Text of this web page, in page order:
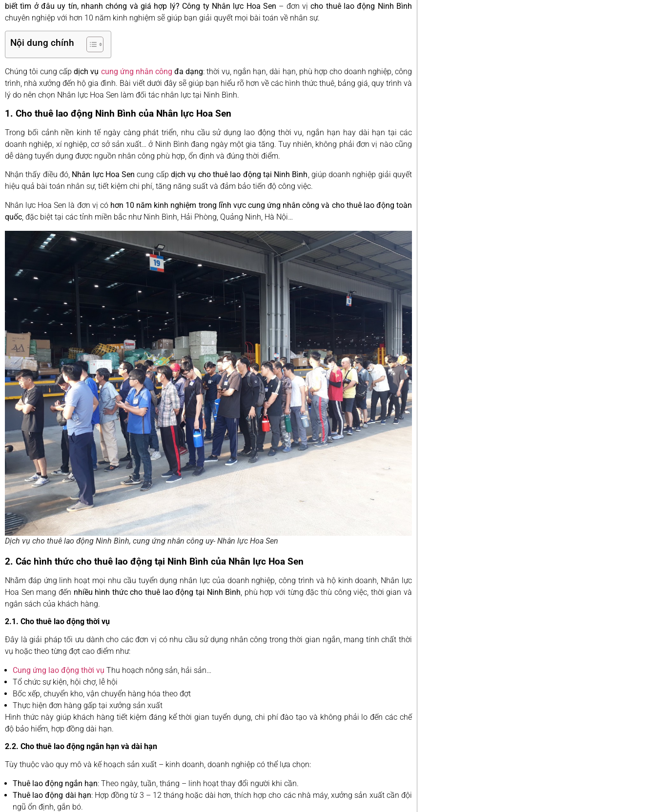
biết tìm ở đâu uy tín, nhanh chóng và giá hợp lý? Công ty Nhân lực Hoa Sen – đơn vịcho thuê lao động Ninh Bình
chuyên nghiệp với hơn 10 năm kinh nghiệm sẽ giúp bạn giải quyết mọi bài toán về nhân sự.
Nội dung chính
Chúng tôi cung cấpdịch vụ cung ứng nhân công đa dạng: thời vụ, ngắn hạn, dài hạn, phù hợp cho doanh nghiệp, công
trình, nhà xưởng đến hộ gia đình. Bài viết dưới đây sẽ giúp bạn hiểu rõ hơn về các hình thức thuê, bảng giá, quy trình và
lý do nên chọn Nhân lực Hoa Sen làm đối tác nhân lực tại Ninh Bình.
1. Cho thuê lao động Ninh Bình của Nhân lực Hoa Sen
Trong bối cảnh nền kinh tế ngày càng phát triển, nhu cầu sử dụng lao động thời vụ, ngắn hạn hay dài hạn tại các
doanh nghiệp, xí nghiệp, cơ sở sản xuất… ở Ninh Bình đang ngày một gia tăng. Tuy nhiên, không phải đơn vị nào cũng
dễ dàng tuyển dụng được nguồn nhân công phù hợp, ổn định và đúng thời điểm.
Nhận thấy điều đó, Nhân lực Hoa Sen cung cấpdịch vụ cho thuê lao động tại Ninh Bình, giúp doanh nghiệp giải quyết
hiệu quả bài toán nhân sự, tiết kiệm chi phí, tăng năng suất và đảm bảo tiến độ công việc.
Nhân lực Hoa Sen là đơn vị có hơn 10 năm kinh nghiệm trong lĩnh vực cung ứng nhân công và cho thuê lao động toàn
quốc , đặc biệt tại các tỉnh miền bắc như Ninh Bình, Hải Phòng, Quảng Ninh, Hà Nội…
Dịch vụ cho thuê lao động Ninh Bình, cung ứng nhân công uy- Nhân lực Hoa Sen
2. Các hình thức cho thuê lao động tại Ninh Bình của Nhân lực Hoa Sen
Nhằm đáp ứng linh hoạt mọi nhu cầu tuyển dụng nhân lực của doanh nghiệp, công trình và hộ kinh doanh, Nhân lực
Hoa Sen mang đến nhiều hình thức cho thuê lao động tại Ninh Bình, phù hợp với từng đặc thù công việc, thời gian và
ngân sách của khách hàng.
2.1. Cho thuê lao động thời vụ
Đây là giải pháp tối ưu dành cho các đơn vị có nhu cầu sử dụng nhân công trong thời gian ngắn, mang tính chất thời
vụ hoặc theo từng đợt cao điểm như:
Cung ứng lao động thời vụ Thu hoạch nông sản, hải sản…
Tổ chức sự kiện, hội chợ, lễ hội
Bốc xếp, chuyển kho, vận chuyển hàng hóa theo đợt
Thực hiện đơn hàng gấp tại xưởng sản xuất
Hình thức này giúp khách hàng tiết kiệm đáng kể thời gian tuyển dụng, chi phí đào tạo và không phải lo đến các chế
độ bảo hiểm, hợp đồng dài hạn.
2.2. Cho thuê lao động ngắn hạn và dài hạn
Tùy thuộc vào quy mô và kế hoạch sản xuất – kinh doanh, doanh nghiệp có thể lựa chọn:
Thuê lao động ngắn hạn: Theo ngày, tuần, tháng – linh hoạt thay đổi người khi cần.
Thuê lao động dài hạn: Hợp đồng từ 3 – 12 tháng hoặc dài hơn, thích hợp cho các nhà máy, xưởng sản xuất cần đội
ngũ ổn định, gắn bó.